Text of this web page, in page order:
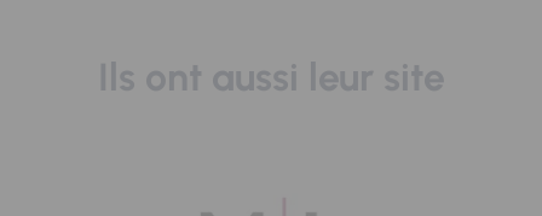
Ils ont aussi leur site